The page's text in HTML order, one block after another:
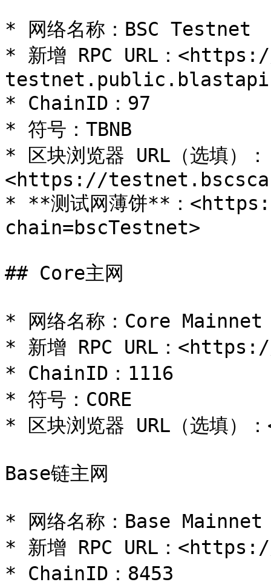
* 网络名称：BSC Testnet
* 新增 RPC URL：
* ChainID：97
* 符号：TBNB
* 区块浏览器 URL（选填）：
<https://
* **测试网薄饼**：
chain=bscTestnet>
## Core主网
* 网络名称：Core Mainnet
* 新增 RPC URL：
* ChainID：1116
* 符号：CORE
* 区块浏览器 URL（选填
Base链主网
* 网络名称：Base Mainnet
* 新增 RPC URL：
* ChainID：8453